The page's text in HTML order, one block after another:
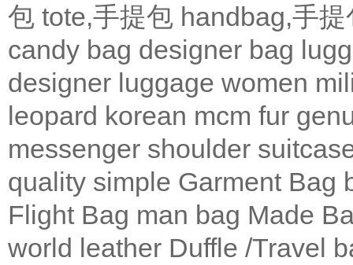
包 tote,手提包 handbag,手提
candy bag designer bag
designer luggage women
leopard korean mcm fur
messenger shoulder
quality simple Garment Bag
Flight Bag man bag Made
world leather Duffle /Travel